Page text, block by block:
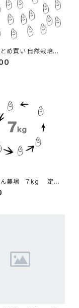
め買い 自然栽培の
シヒカリ 玄米30kg
ん農場 ７kg 定期